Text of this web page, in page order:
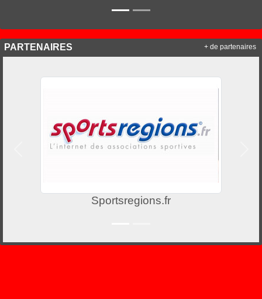
PARTENAIRES
Sportsregions.fr
+ de partenaires